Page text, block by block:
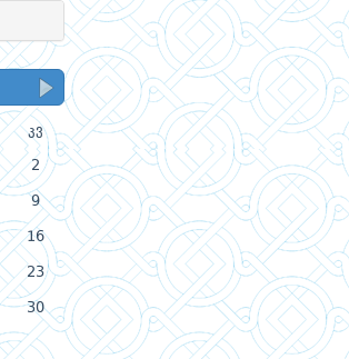
კვ
2
9
16
23
30